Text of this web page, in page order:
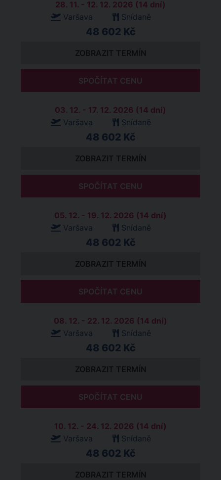
28. 11. - 12. 12. 2026 (14 dní)
Varšava
Snídaně
48 602 Kč
ZOBRAZIT TERMÍN
SPOČÍTAT CENU
03. 12. - 17. 12. 2026 (14 dní)
Varšava
Snídaně
48 602 Kč
ZOBRAZIT TERMÍN
SPOČÍTAT CENU
05. 12. - 19. 12. 2026 (14 dní)
Varšava
Snídaně
48 602 Kč
ZOBRAZIT TERMÍN
SPOČÍTAT CENU
08. 12. - 22. 12. 2026 (14 dní)
Varšava
Snídaně
48 602 Kč
ZOBRAZIT TERMÍN
SPOČÍTAT CENU
10. 12. - 24. 12. 2026 (14 dní)
Varšava
Snídaně
48 602 Kč
ZOBRAZIT TERMÍN